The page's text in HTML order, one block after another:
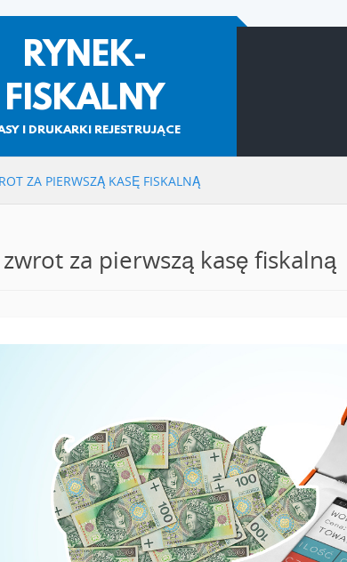
RYNEK-
FISKALNY
I DRUKARKI REJESTRUJĄCE
ZA PIERWSZĄ KASĘ FISKALNĄ
zwrot za pierwszą kasę fiskalną